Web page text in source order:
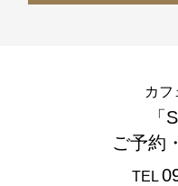
カフ
「
ご予約
TEL